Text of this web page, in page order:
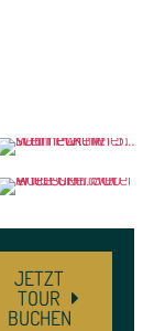
JETZT
TOUR
BUCHEN